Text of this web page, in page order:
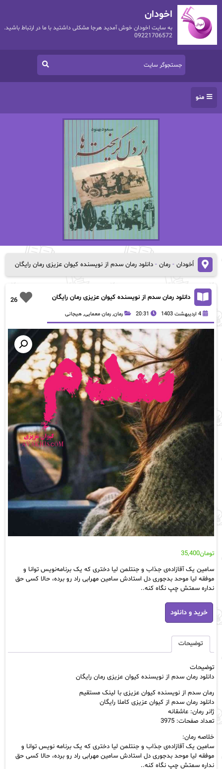
اخودان
به سایت اخودان خوش آمدید هرجا مشکلی داشتید با ما در ارتباط باشید.
09221706572
منو
اُخودان- رمان- دانلود رمان سدم از نویسنده کیوان عزیزی رمان رایگان
26 دانلود رمان سدم از نویسنده کیوان عزیزی رمان رایگان
4 اردیبهشت 1403 20:31 رمان, رمان معمایی, هیجانی
تومان35,400
سامین یک آقازاده‌ی جذاب و جنتلمن لیا دختری که یک برنامه‌نویس توانا و
موفقه لیا موحد بدجوری دل استادش سامین مهرابی راد رو برده، حالا کسی حق
نداره سمتش چپ نگاه کنه..
دانلود
رمان
سدم
نویسنده
کیوان
رمان
رایگان
عدد
خرید و دانلود
توضیحات
توضیحات
دانلود رمان سدم از نویسنده کیوان عزیزی رمان رایگان
رمان سدم از نویسنده کیوان عزیزی با لینک مستقیم
دانلود رمان سدم از کیوان عزیزی کاملا رایگان
ژانر رمان: عاشقانه
تعداد صفحات: 3975
خلاصه رمان:
سامین یک آقازاده‌ی جذاب و جنتلمن لیا دختری که یک برنامه‌ نویس توانا و
موفقه لیا موحد بدجوری دل استادش سامین مهرابی راد رو برده، حالا کسی حق
نداره سمتش چپ نگاه کنه..